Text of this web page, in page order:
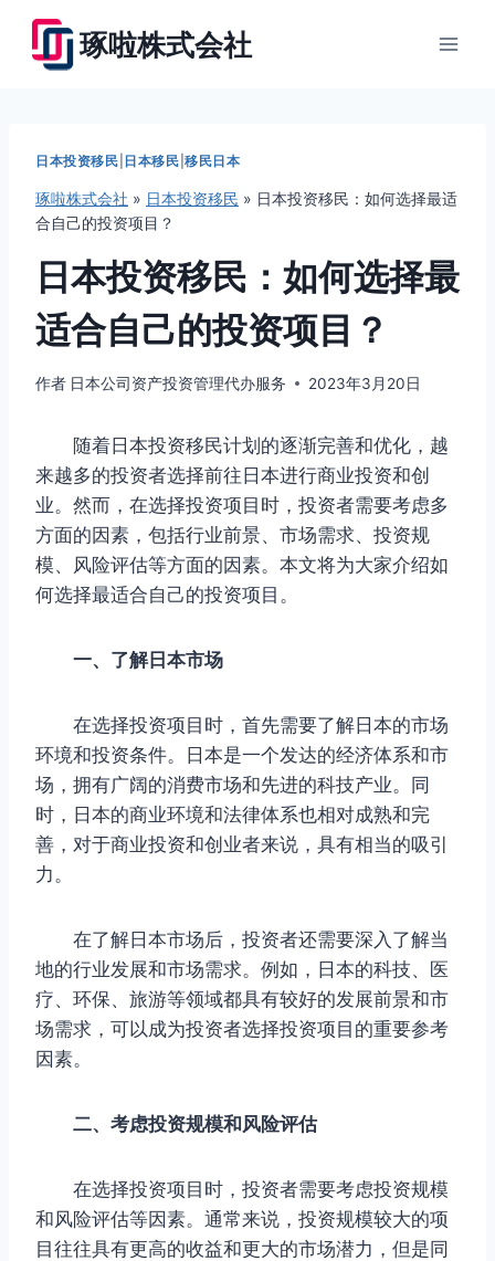
琢啦株式会社
日本投资移民 日本移民 |移民日本
琢啦株式会社 » 日本投资移民 » 日本投资移民：如何选择最适
合自己的投资项目？
日本投资移民：如何选择最
适合自己的投资项目？
作者 日本公司资产投资管理代办服务 2023年3月20日
随着日本投资移民计划的逐渐完善和优化，越
来越多的投资者选择前往日本进行商业投资和创
业。然而，在选择投资项目时，投资者需要考虑多
方面的因素，包括行业前景、市场需求、投资规
模、风险评估等方面的因素。本文将为大家介绍如
何选择最适合自己的投资项目。
一、了解日本市场
在选择投资项目时，首先需要了解日本的市场
环境和投资条件。日本是一个发达的经济体系和市
场，拥有广阔的消费市场和先进的科技产业。同
时，日本的商业环境和法律体系也相对成熟和完
善，对于商业投资和创业者来说，具有相当的吸引
力。
在了解日本市场后，投资者还需要深入了解当
地的行业发展和市场需求。例如，日本的科技、医
疗、环保、旅游等领域都具有较好的发展前景和市
场需求，可以成为投资者选择投资项目的重要参考
因素。
二、考虑投资规模和风险评估
在选择投资项目时，投资者需要考虑投资规模
和风险评估等因素。通常来说，投资规模较大的项
目往往具有更高的收益和更大的市场潜力，但是同